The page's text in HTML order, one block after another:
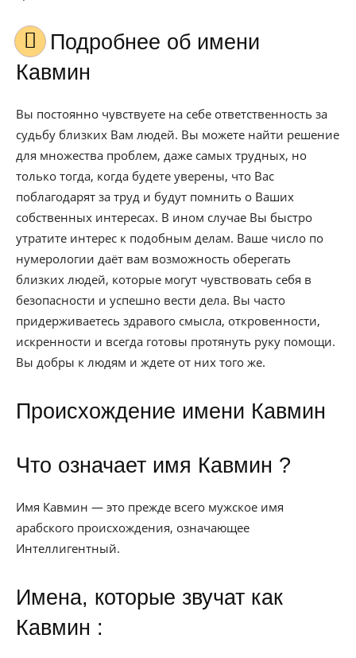
Подробнее об имени
Кавмин
Вы постоянно чувствуете на себе ответственность за
судьбу близких Вам людей. Вы можете найти решение
для множества проблем, даже самых трудных, но
только тогда, когда будете уверены, что Вас
поблагодарят за труд и будут помнить о Ваших
собственных интересах. В ином случае Вы быстро
утратите интерес к подобным делам. Ваше число по
нумерологии даёт вам возможность оберегать
близких людей, которые могут чувствовать себя в
безопасности и успешно вести дела. Вы часто
придерживаетесь здравого смысла, откровенности,
искренности и всегда готовы протянуть руку помощи.
Вы добры к людям и ждете от них того же.
Происхождение имени Кавмин
Что означает имя Кавмин ?
Имя Кавмин — это прежде всего мужское имя
арабского происхождения, означающее
Интеллигентный.
Имена, которые звучат как
Кавмин :